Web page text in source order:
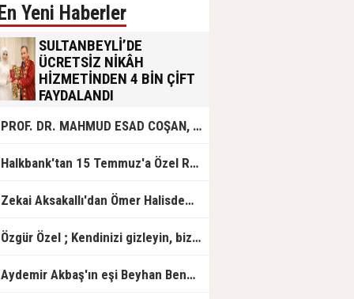
En Yeni Haberler
SULTANBEYLİ’DE
ÜCRETSİZ NİKÂH
HİZMETİNDEN 4 BİN ÇİFT
FAYDALANDI
olan gençlere destek amacıyla
başlattığı ücretsiz nikâh hizmetini
başlattıklarını belirten Sultanbeyli
ücretsiz hizmet vermenin
PROF. DR. MAHMUD ESAD COŞAN, DOĞUMUNUN HİCRÎ 91. YILINDA ELAZIĞ'DA YÂD EDİLECEK
Halkbank'tan 15 Temmuz'a Özel Reklam Filmi: "İrade Bizim, Zafer Bizim"
Zekai Aksakallı'dan Ömer Halisdemir'e 'vefa' ziyareti!
Özgür Özel ; Kendinizi gizleyin, bizden işaret bekleyin
Aydemir Akbaş'ın eşi Beyhan Benek Akbaş hayatını kaybetti